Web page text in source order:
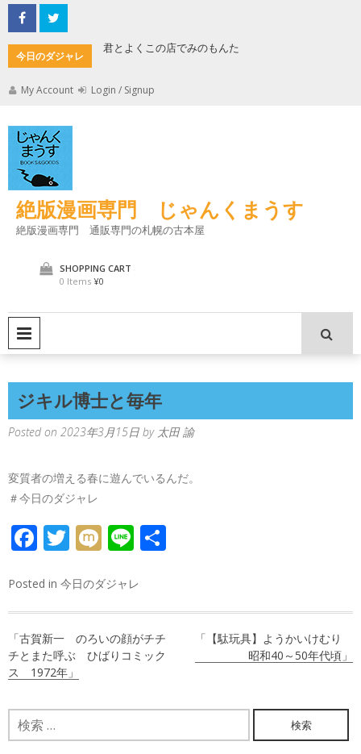
Skip
to
content
今日のダジャレ
君とよくこの店でみのもんた
My Account Login / Signup
絶版漫画専門 じゃんくまうす
絶版漫画専門 通販専門の札幌の古本屋
SHOPPING CART
0 Items ¥0
ジキル博士と毎年
Posted on 2023年3月15日 by 太田 諭
変質者の増える春に遊んでいるんだ。
＃今日のダジャレ
FACEBOOK
TWITTER
MIXILINE
Posted in 今日のダジャレ
稿
ナ
ビ
ゲ
「古賀新一 のろいの顔がチチ
チとまた呼ぶ ひばりコミック
ス 1972年」
「【駄玩具】ようかいけむり
昭和40～50年代頃」
検
索: